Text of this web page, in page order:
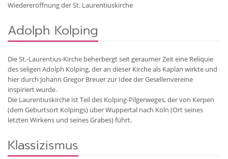
Wiedereröffnung der St. Laurentiuskirche
Adolph Kolping
Die St.-Laurentius-Kirche beherbergt seit geraumer Zeit eine Reliquie
des seligen Adolph Kolping, der an dieser Kirche als Kaplan wirkte und
hier durch Johann Gregor Breuer zur Idee der Gesellenvereine
inspiriert wurde.
Die Laurentiuskirche ist Teil des Kolping-Pilgerweges, der von Kerpen
(dem Geburtsort Kolpings) über Wuppertal nach Köln (Ort seines
letzten Wirkens und seines Grabes) führt.
Klassizismus